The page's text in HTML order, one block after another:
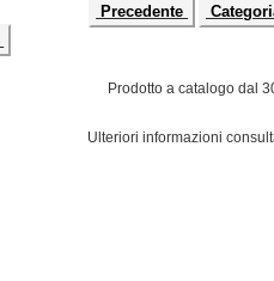
Precedente
Prodotto a catalogo dal
Ulteriori informazioni